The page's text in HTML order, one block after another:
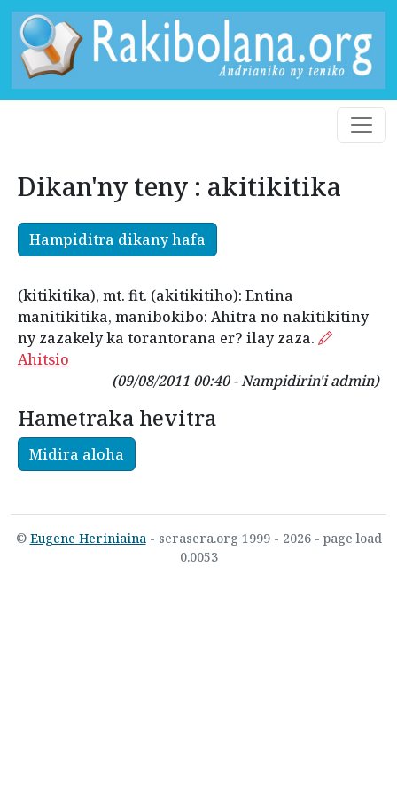
Dikan'ny teny : akitikitika
Hampiditra dikany hafa
(kitikitika), mt. fit. (akitikitiho): Entina
manitikitika, manibokibo: Ahitra no nakitikitiny
ny zazakely ka torantorana er? ilay zaza.
Ahitsio
(09/08/2011 00:40 - Nampidirin'i admin)
Hametraka hevitra
Midira aloha
© Eugene Heriniaina- serasera.org 1999 - 2026 - page load
0.0053